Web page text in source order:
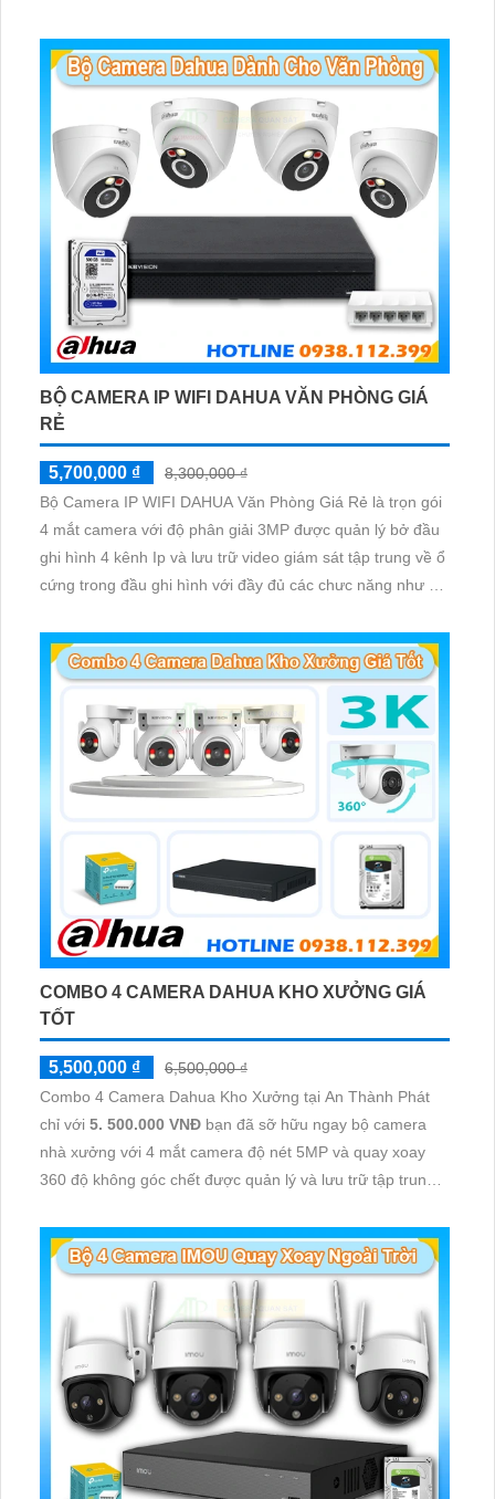
BỘ CAMERA IP WIFI DAHUA VĂN PHÒNG GIÁ
RẺ
5,700,000 ₫
8,300,000 ₫
Bộ Camera IP WIFI DAHUA Văn Phòng Giá Rẻ là trọn gói
4 mắt camera với độ phân giải 3MP được quản lý bở đầu
ghi hình 4 kênh Ip và lưu trữ video giám sát tập trung về ổ
cứng trong đầu ghi hình với đầy đủ các chưc năng như AI
giám sát có màu vào ban đêm
COMBO 4 CAMERA DAHUA KHO XƯỞNG GIÁ
TỐT
5,500,000 ₫
6,500,000 ₫
Combo 4 Camera Dahua Kho Xưởng tại An Thành Phát
chỉ với 5. 500.000 VNĐ bạn đã sỡ hữu ngay bộ camera
nhà xưởng với 4 mắt camera độ nét 5MP và quay xoay
360 độ không góc chết được quản lý và lưu trữ tập trung